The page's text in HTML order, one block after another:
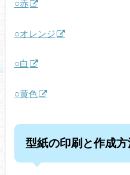
○赤
○オレンジ
○白
○黄色
型紙の印刷と作成